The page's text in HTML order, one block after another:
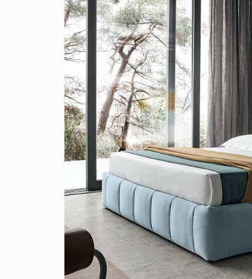
Санкт-Петербург,
Кантемировская ул., д. 4
What's App T